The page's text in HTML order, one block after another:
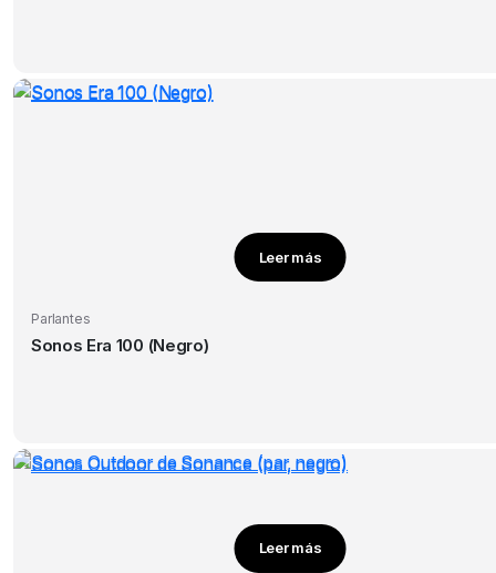
Leer más
Parlantes
Sonos Era 100 (Negro)
Leer más